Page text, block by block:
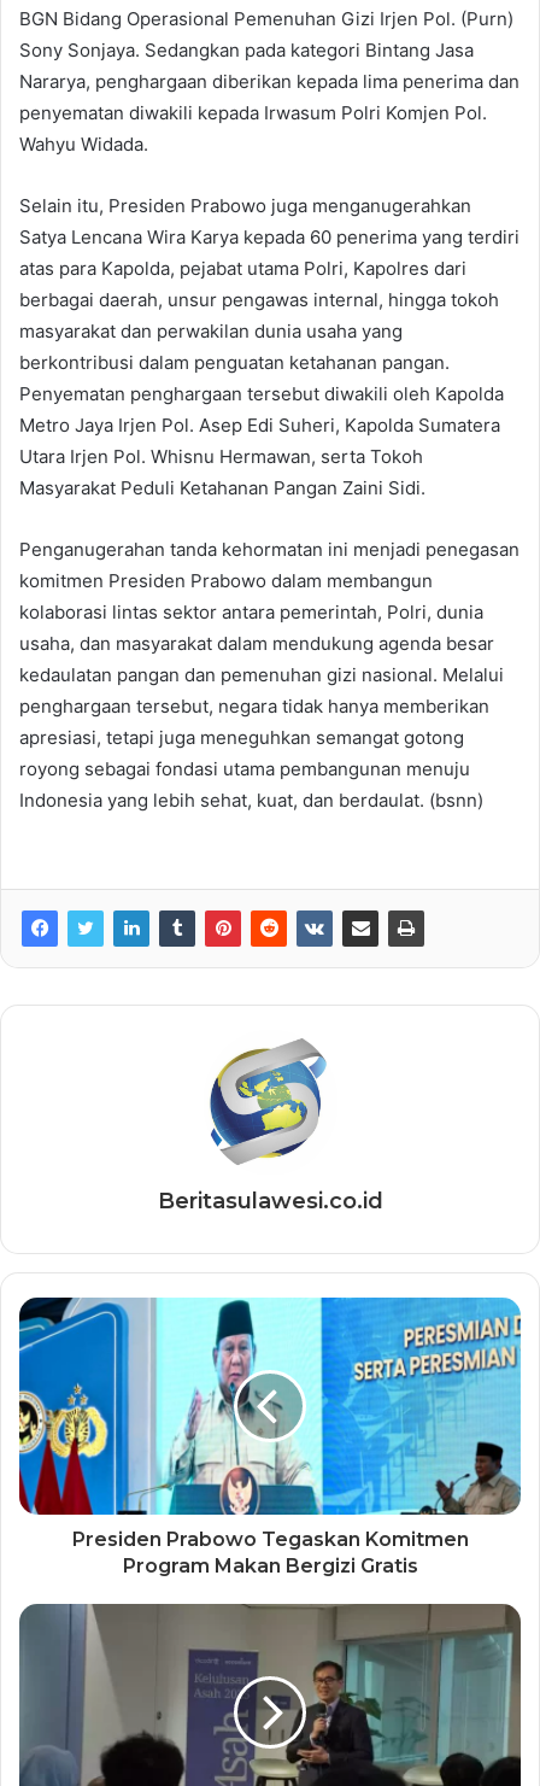
BGN Bidang Operasional Pemenuhan Gizi Irjen Pol. (Purn)
Sony Sonjaya. Sedangkan pada kategori Bintang Jasa
Nararya, penghargaan diberikan kepada lima penerima dan
penyematan diwakili kepada Irwasum Polri Komjen Pol.
Wahyu Widada.
Selain itu, Presiden Prabowo juga menganugerahkan
Satya Lencana Wira Karya kepada 60 penerima yang terdiri
atas para Kapolda, pejabat utama Polri, Kapolres dari
berbagai daerah, unsur pengawas internal, hingga tokoh
masyarakat dan perwakilan dunia usaha yang
berkontribusi dalam penguatan ketahanan pangan.
Penyematan penghargaan tersebut diwakili oleh Kapolda
Metro Jaya Irjen Pol. Asep Edi Suheri, Kapolda Sumatera
Utara Irjen Pol. Whisnu Hermawan, serta Tokoh
Masyarakat Peduli Ketahanan Pangan Zaini Sidi.
Penganugerahan tanda kehormatan ini menjadi penegasan
komitmen Presiden Prabowo dalam membangun
kolaborasi lintas sektor antara pemerintah, Polri, dunia
usaha, dan masyarakat dalam mendukung agenda besar
kedaulatan pangan dan pemenuhan gizi nasional. Melalui
penghargaan tersebut, negara tidak hanya memberikan
apresiasi, tetapi juga meneguhkan semangat gotong
royong sebagai fondasi utama pembangunan menuju
Indonesia yang lebih sehat, kuat, dan berdaulat. (bsnn)
Beritasulawesi.co.id
Presiden Prabowo Tegaskan Komitmen
Program Makan Bergizi Gratis